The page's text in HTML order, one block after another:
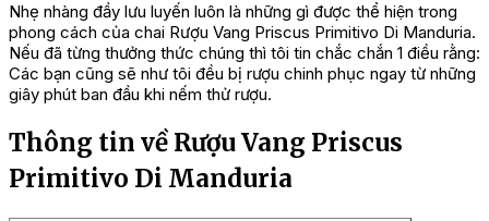
Nhẹ nhàng đầy lưu luyến luôn là những gì được thể hiện trong
phong cách của chai Rượu Vang Priscus Primitivo Di Manduria.
Nếu đã từng thưởng thức chúng thì tôi tin chắc chắn 1 điều rằng:
Các bạn cũng sẽ như tôi đều bị rượu chinh phục ngay từ những
giây phút ban đầu khi nếm thử rượu.
Thông tin về Rượu Vang Priscus
Primitivo Di Manduria